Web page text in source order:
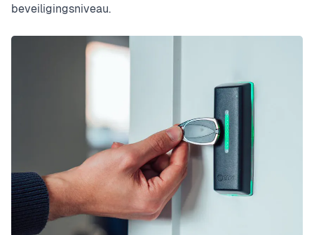
beveiligingsniveau.